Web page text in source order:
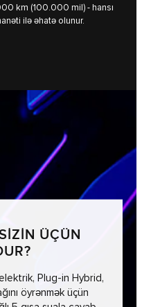
km (100.000 mil) - hansı
ilə əhatə olunur.
ÜÇÜN
Plug-in Hybrid,
öyrənmək üçün